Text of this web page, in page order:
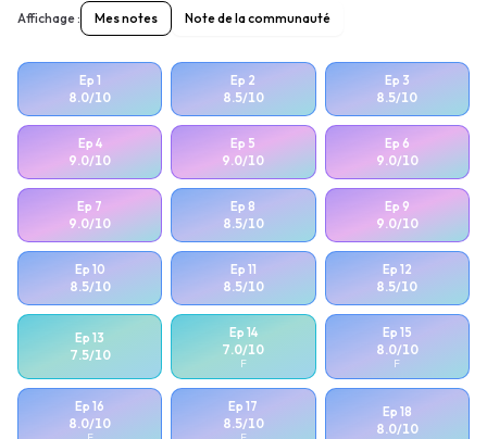
Affichage : Mes notes Note de la communauté
Ep 1
8.0/10
Ep 2
8.5/10
Ep 3
8.5/10
Ep 4
9.0/10
Ep 5
9.0/10
Ep 6
9.0/10
Ep 7
9.0/10
Ep8
8.5/10
Ep 9
9.0/10
Ep 10
8.5/10
Ep 11
8.5/10
Ep 12
8.5/10
Ep13
7.5/10
Ep 14
7.0/10
F
Ep 15
8.0/10
F
Ep16
8.0/10
Ep17
8.5/10
Ep 18
8.0/10